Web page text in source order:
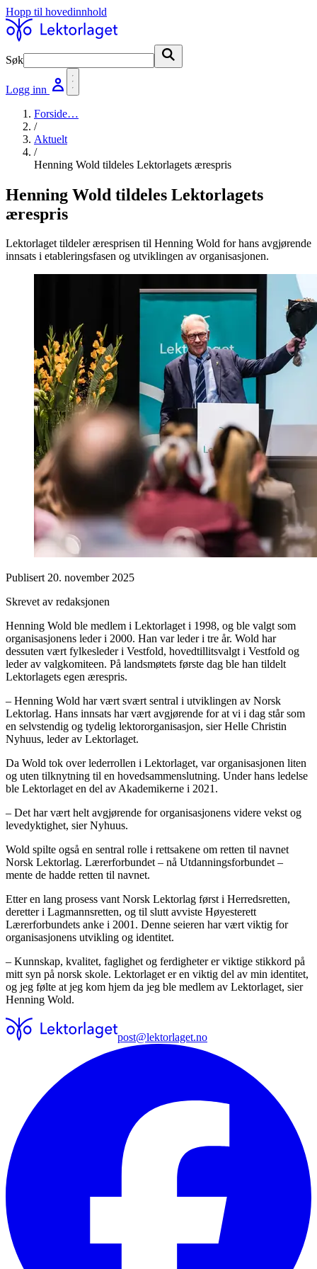
Hopp til hovedinnhold
Søk
Logg inn
Forside…
/
Aktuelt
/
Henning Wold tildeles Lektorlagets ærespris
Henning Wold tildeles Lektorlagets
ærespris
Lektorlaget tildeler æresprisen til Henning Wold for hans avgjørende
innsats i etableringsfasen og utviklingen av organisasjonen.
Publisert 20. november 2025
Skrevet av redaksjonen
Henning Wold ble medlem i Lektorlaget i 1998, og ble valgt som
organisasjonens leder i 2000. Han var leder i tre år. Wold har
dessuten vært fylkesleder i Vestfold, hovedtillitsvalgt i Vestfold og
leder av valgkomiteen. På landsmøtets første dag ble han tildelt
Lektorlagets egen ærespris.
– Henning Wold har vært svært sentral i utviklingen av Norsk
Lektorlag. Hans innsats har vært avgjørende for at vi i dag står som
en selvstendig og tydelig lektororganisasjon, sier Helle Christin
Nyhuus, leder av Lektorlaget.
Da Wold tok over lederrollen i Lektorlaget, var organisasjonen liten
og uten tilknytning til en hovedsammenslutning. Under hans ledelse
ble Lektorlaget en del av Akademikerne i 2021.
– Det har vært helt avgjørende for organisasjonens videre vekst og
levedyktighet, sier Nyhuus.
Wold spilte også en sentral rolle i rettsakene om retten til navnet
Norsk Lektorlag. Lærerforbundet – nå Utdanningsforbundet –
mente de hadde retten til navnet.
Etter en lang prosess vant Norsk Lektorlag først i Herredsretten,
deretter i Lagmannsretten, og til slutt avviste Høyesterett
Lærerforbundets anke i 2001. Denne seieren har vært viktig for
organisasjonens utvikling og identitet.
– Kunnskap, kvalitet, faglighet og ferdigheter er viktige stikkord på
mitt syn på norsk skole. Lektorlaget er en viktig del av min identitet,
og jeg følte at jeg kom hjem da jeg ble medlem av Lektorlaget, sier
Henning Wold.
post@lektorlaget.no